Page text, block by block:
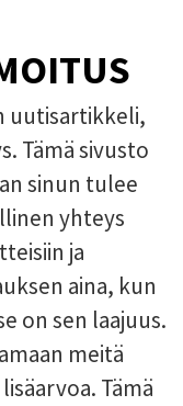
uutisartikkeli,
Tämä sivusto
sinun tulee
yhteys
ja
aina, kun
on sen laajuus.
meitä
Tämä